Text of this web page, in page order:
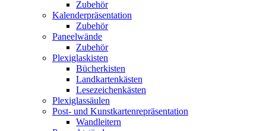
Zubehör
Kalenderpräsentation
Zubehör
Paneelwände
Zubehör
Plexiglaskisten
Bücherkisten
Landkartenkästen
Lesezeichenkästen
Plexiglassäulen
Post- und Kunstkartenrepräsentation
Wandleitern